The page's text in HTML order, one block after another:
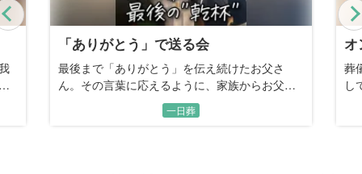
Previous
オンリーワン
葬儀に参列した経験から「人と同じは嫌」と話
していた、看板職人のお父さん。最後は家族の
手で描く、世界に一つだけの恩返しの時間。
一日葬
母
記
お